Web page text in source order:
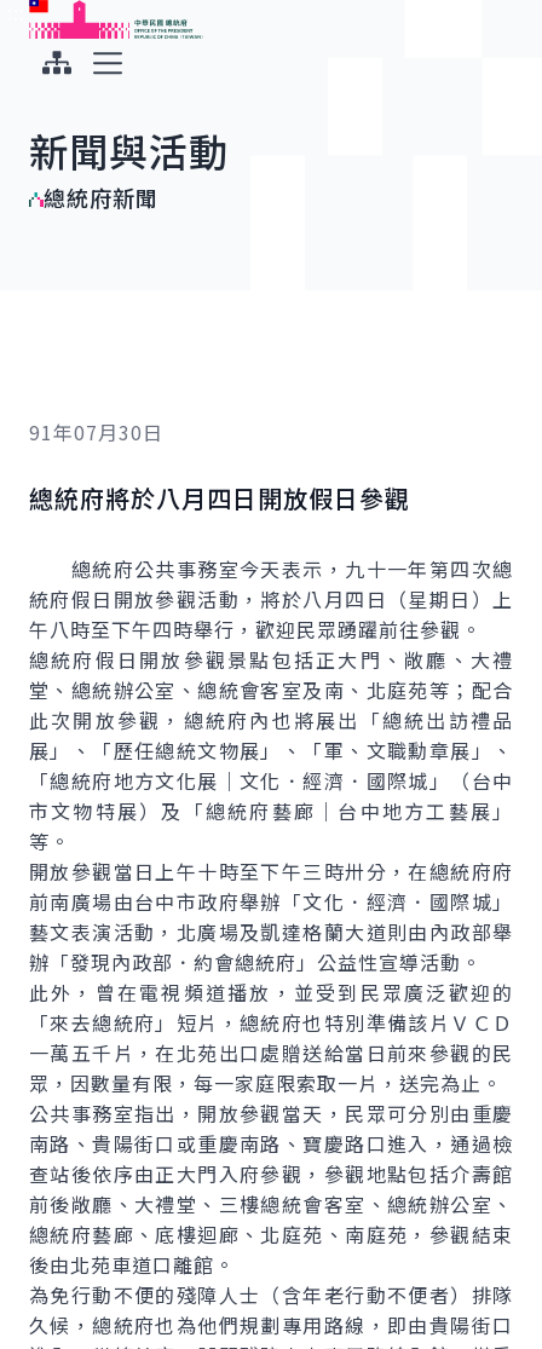
跳到主要內容
中華民國總統府
新聞與活動
總統府新聞
91年07月30日
總統府將於八月四日開放假日參觀
總統府公共事務室今天表示，九十一年第四次總
統府假日開放參觀活動，將於八月四日（星期日）上
午八時至下午四時舉行，歡迎民眾踴躍前往參觀。
總統府假日開放參觀景點包括正大門、敞廳、大禮
堂、總統辦公室、總統會客室及南、北庭苑等；配合
此次開放參觀，總統府內也將展出「總統出訪禮品
展」、「歷任總統文物展」、「軍、文職勳章展」、
「總統府地方文化展｜文化．經濟．國際城」（台中
市文物特展）及「總統府藝廊｜台中地方工藝展」
等。
開放參觀當日上午十時至下午三時卅分，在總統府府
前南廣場由台中市政府舉辦「文化．經濟．國際城」
藝文表演活動，北廣場及凱達格蘭大道則由內政部舉
辦「發現內政部．約會總統府」公益性宣導活動。
此外，曾在電視頻道播放，並受到民眾廣泛歡迎的
「來去總統府」短片，總統府也特別準備該片ＶＣＤ
一萬五千片，在北苑出口處贈送給當日前來參觀的民
眾，因數量有限，每一家庭限索取一片，送完為止。
公共事務室指出，開放參觀當天，民眾可分別由重慶
南路、貴陽街口或重慶南路、寶慶路口進入，通過檢
查站後依序由正大門入府參觀，參觀地點包括介壽館
前後敞廳、大禮堂、三樓總統會客室、總統辦公室、
總統府藝廊、底樓迴廊、北庭苑、南庭苑，參觀結束
後由北苑車道口離館。
為免行動不便的殘障人士（含年老行動不便者）排隊
久候，總統府也為他們規劃專用路線，即由貴陽街口